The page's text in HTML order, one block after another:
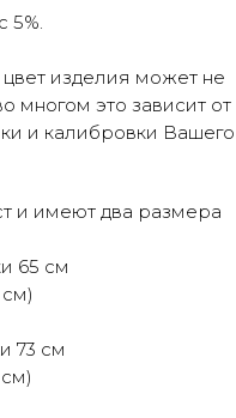
5%.
изделия может не
многом это зависит от
и калибровки Вашего
и имеют два размера
65 см
73 см